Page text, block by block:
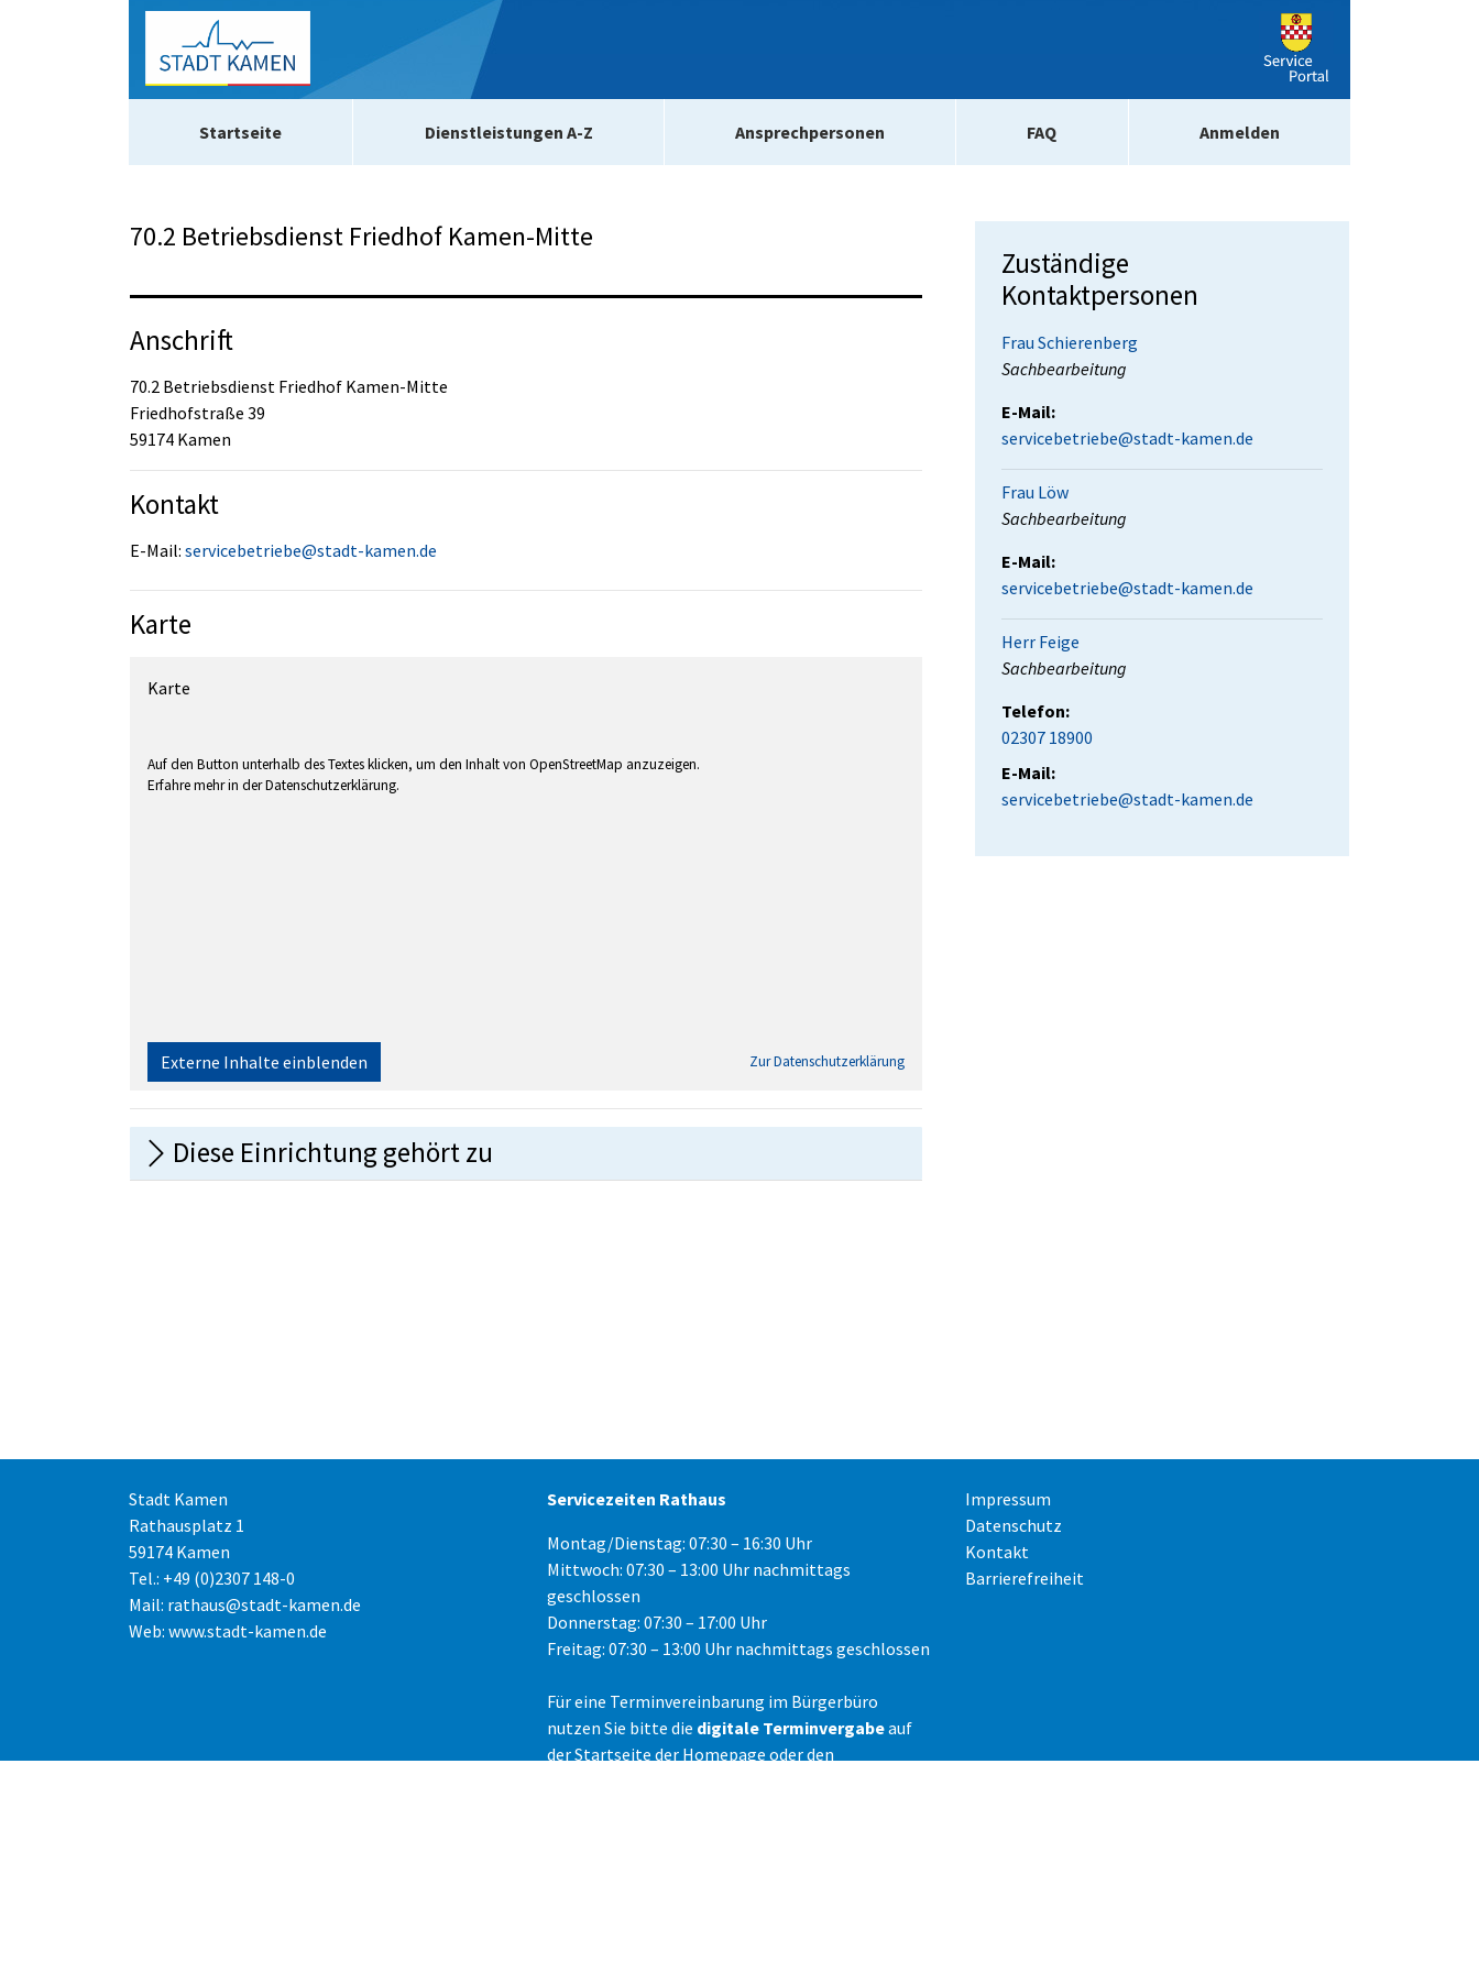
Startseite Dienstleistungen A-Z Ansprechpersonen FAQ Anmelden
70.2 Betriebsdienst Friedhof Kamen-Mitte
Anschrift
70.2 Betriebsdienst Friedhof Kamen-Mitte
Friedhofstraße 39
59174 Kamen
Kontakt
E-Mail: servicebetriebe@stadt-kamen.de
Karte
Karte
Auf den Button unterhalb des Textes klicken, um den Inhalt von OpenStreetMap anzuzeigen.
Erfahre mehr in der Datenschutzerklärung.
Externe Inhalte einblenden Zur Datenschutzerklärung
Diese Einrichtung gehört zu
Zuständige
Kontaktpersonen
Frau Schierenberg
Position:
Sachbearbeitung
E-Mail:
servicebetriebe@stadt-kamen.de
Frau Löw
Position:
Sachbearbeitung
E-Mail:
servicebetriebe@stadt-kamen.de
Herr Feige
Position:
Sachbearbeitung
Telefon:
02307 18900
E-Mail:
servicebetriebe@stadt-kamen.de
Stadt Kamen
Rathausplatz 1
59174 Kamen
Tel.: +49 (0)2307 148-0
Mail: rathaus@stadt-kamen.de
Web: www.stadt-kamen.de
Servicezeiten Rathaus
Montag/Dienstag: 07:30 – 16:30 Uhr
Mittwoch: 07:30 – 13:00 Uhr nachmittags
geschlossen
Donnerstag: 07:30 – 17:00 Uhr
Freitag: 07:30 – 13:00 Uhr nachmittags geschlossen
Für eine Terminvereinbarung im Bürgerbüro
nutzen Sie bitte die digitale Terminvergabeauf
der Startseite der Homepage oder den
Impressum
Datenschutz
Kontakt
Barrierefreiheit